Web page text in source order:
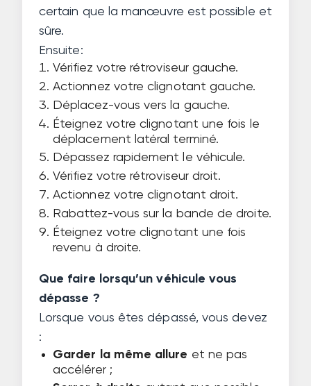
certain que la manœuvre est possible et
sûre.
Ensuite:
Vérifiez votre rétroviseur gauche.
Actionnez votre clignotant gauche.
Déplacez-vous vers la gauche.
Éteignez votre clignotant une fois le
déplacement latéral terminé.
Dépassez rapidement le véhicule.
Vérifiez votre rétroviseur droit.
Actionnez votre clignotant droit.
Rabattez-vous sur la bande de droite.
Éteignez votre clignotant une fois
revenu à droite.
Que faire lorsqu’un véhicule vous
dépasse ?
Lorsque vous êtes dépassé, vous devez
:
Garder la même allure et ne pas
accélérer ;